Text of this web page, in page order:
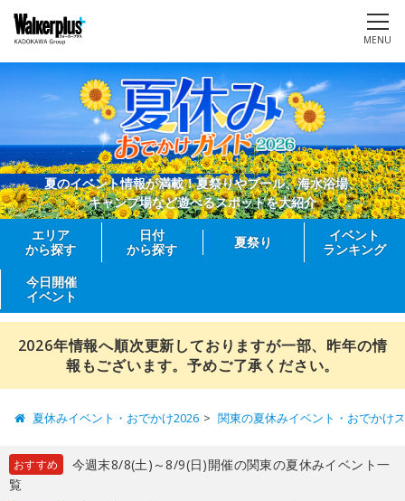
MENU
夏のイベント情報が満載！夏祭りやプール、海水浴場、
キャンプ場など遊べるスポットを大紹介
エリア
から探す
日付
から探す
夏祭り
イベント
ランキング
今日開催
イベント
2026年情報へ順次更新しておりますが一部、昨年の情
報もございます。予めご了承ください。
夏休みイベント・おでかけ2026 関東の夏休みイベント・おでかけ
おすすめ
今週末8/8(土)～8/9(日)開催の関東の夏休みイベント一
覧